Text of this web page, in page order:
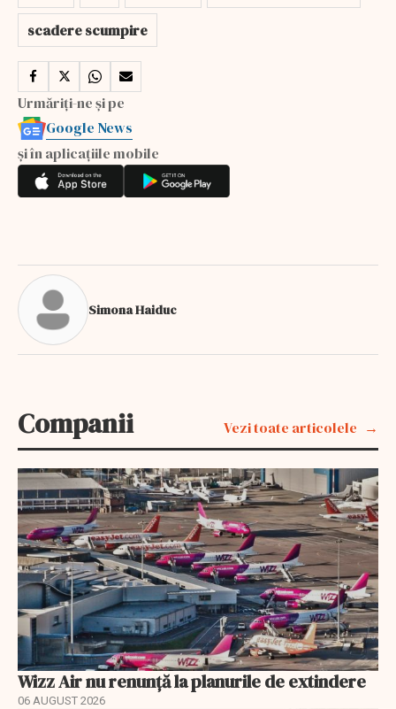
scadere scumpire
Urmăriți-ne și pe
Google News
și în aplicațiile mobile
Simona Haiduc
Companii Vezi toate articolele
Wizz Air nu renunță la planurile de extindere
06 AUGUST 2026